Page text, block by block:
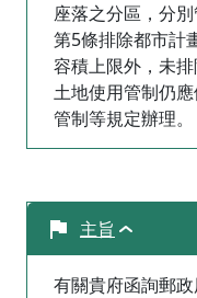
座落之分區，分
第5條排除都市計
容積上限外，未
土地使用管制仍
管制等規定辦理。
主旨
有關貴府函詢郵